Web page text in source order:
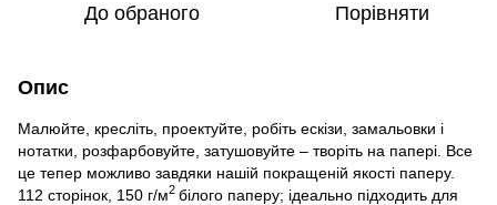
До обраного Порівняти
Опис
Малюйте, кресліть, проектуйте, робіть ескізи, замальовки і
нотатки, розфарбовуйте, затушовуйте – творіть на папері. Все
це тепер можливо завдяки нашій покращеній якості паперу.
112 сторінок, 150 г/м2 білого паперу; ідеально підходить для